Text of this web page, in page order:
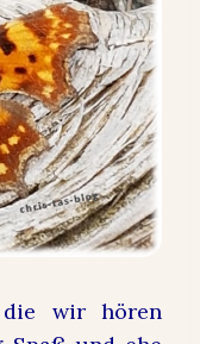
die wir hören